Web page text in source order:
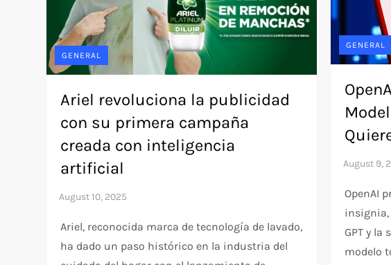
GENERAL
Ariel revoluciona la publicidad
con su primera campaña
creada con inteligencia
artificial
Ariel, reconocida marca de tecnología de lavado,
ha dado un paso histórico en la industria del
GENERAL
OpenAI
insignia,
GPT y la
modelo